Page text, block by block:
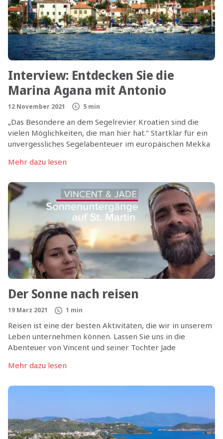
Interview: Entdecken Sie die
Marina Agana mit Antonio
12 November 2021 5 min
„Das Besondere an dem Segelrevier Kroatien sind die
vielen Möglichkeiten, die man hier hat." Startklar für ein
unvergessliches Segelabenteuer im europäischen Mekka
Revier Agana in Kroatien, bevor Sie sich für eine eigene,
entscheiden. Von den Besonderheiten des einzigartigen
Segelreviers Kroatien und den Angeboten der
Charterbasis berichtet Basemanager Antonio Liponavic
im Interview:
Mehr dazu lesen
Der Sonne nach reisen
19 Marz 2021 1 min
Reisen ist eine der besten Aktivitäten, die wir in unserem
Leben unternehmen können. Lassen Sie uns in die
Abenteuer von Vincent und seiner Tochter Jade
in St. Martin begaben und mit Ihnen den Sturm der
Mehr dazu lesen